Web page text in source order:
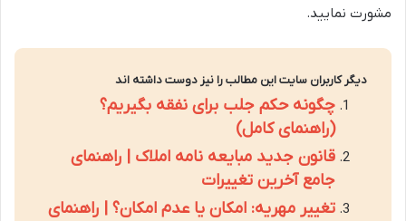
مشورت نمایید.
دیگر کاربران سایت این مطالب را نیز دوست داشته اند
چگونه حکم جلب برای نفقه بگیریم؟
(راهنمای کامل)
قانون جدید مبایعه نامه املاک | راهنمای
جامع آخرین تغییرات
تغییر مهریه: امکان یا عدم امکان؟ | راهنمای